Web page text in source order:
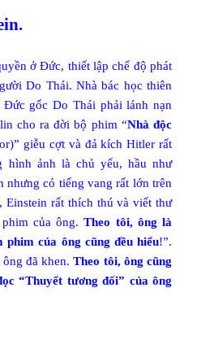
ở Đức, thiết lập chế độ phát
Do Thái. Nhà bác học thiên
gốc Do Thái phải lánh nạn
cho ra đời bộ phim “Nhà độc
giễu cợt và đả kích Hitler rất
hình ảnh là chủ yếu, hầu như
có tiếng vang rất lớn trên
Einstein rất thích thú và viết thư
phim của ông.Theo tôi, ông là
của ông cũng đều hiểu!”.
ông đã khen.Theo tôi, ông cũng
“Thuyết tương đối” của ông